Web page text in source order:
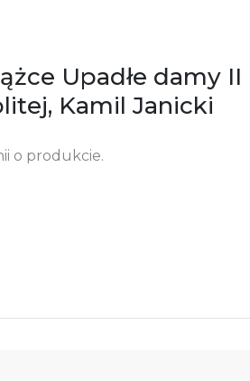
Upadłe damy II
Kamil Janicki
o produkcie.